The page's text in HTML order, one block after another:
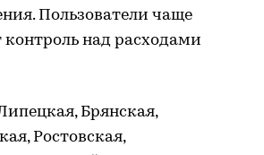
Пользователи чаще
над расходами
Брянская,
Ростовская,